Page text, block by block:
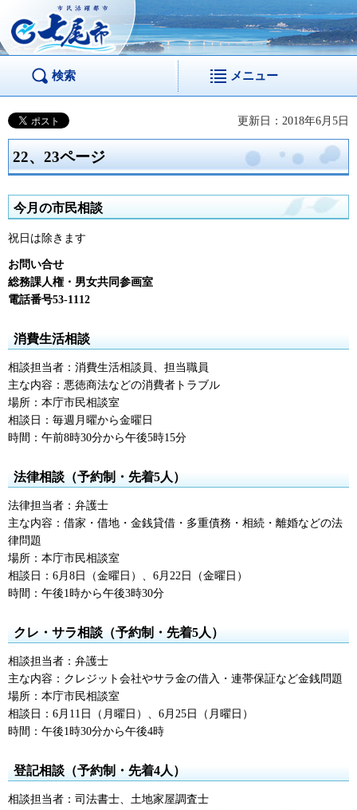
市民活躍都市 七尾
市
検索 メニュー
更新日：2018年6月5日
22、23ページ
今月の市民相談
祝日は除きます
お問い合せ
総務課人権・男女共同参画室
電話番号53-1112
消費生活相談
相談担当者：消費生活相談員、担当職員
主な内容：悪徳商法などの消費者トラブル
場所：本庁市民相談室
相談日：毎週月曜から金曜日
時間：午前8時30分から午後5時15分
法律相談（予約制・先着5人）
法律担当者：弁護士
主な内容：借家・借地・金銭貸借・多重債務・相続・離婚などの法
律問題
場所：本庁市民相談室
相談日：6月8日（金曜日）、6月22日（金曜日）
時間：午後1時から午後3時30分
クレ・サラ相談（予約制・先着5人）
相談担当者：弁護士
主な内容：クレジット会社やサラ金の借入・連帯保証など金銭問題
場所：本庁市民相談室
相談日：6月11日（月曜日）、6月25日（月曜日）
時間：午後1時30分から午後4時
登記相談（予約制・先着4人）
相談担当者：司法書士、土地家屋調査士